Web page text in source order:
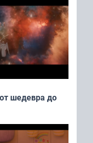
шедевра до